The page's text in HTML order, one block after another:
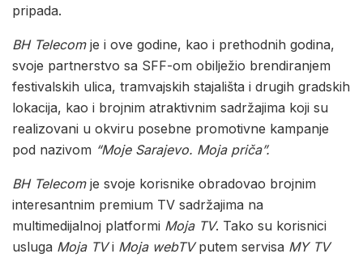
pripada.
BH Telecomje i ove godine, kao i prethodnih godina,
svoje partnerstvo sa SFF-om obilježio brendiranjem
festivalskih ulica, tramvajskih stajališta i drugih gradskih
lokacija, kao i brojnim atraktivnim sadržajima koji su
realizovani u okviru posebne promotivne kampanje
pod nazivom “Moje Sarajevo. Moja priča”.
BH Telecomje svoje korisnike obradovao brojnim
interesantnim premium TV sadržajima na
multimedijalnoj platformi Moja TV. Tako su korisnici
usluga Moja TVi Moja webTVputem servisa MY TV